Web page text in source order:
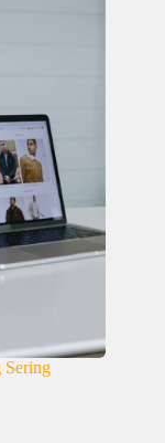
Sering